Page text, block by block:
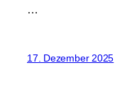
…
17. Dezember 2025